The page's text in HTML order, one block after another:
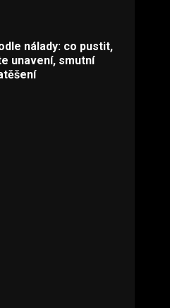
nálady: co pustit,
unavení, smutní